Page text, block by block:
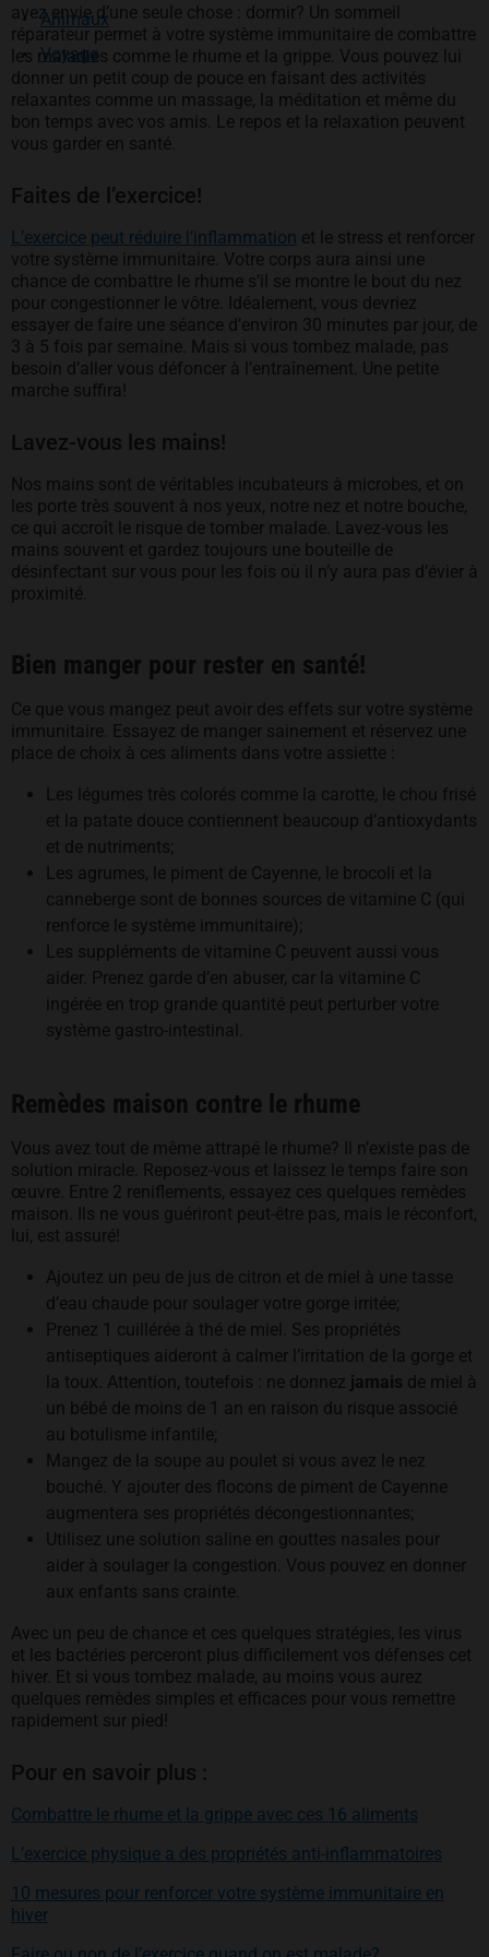
Animaux
Voyage
avez envie d’une seule chose : dormir? Un sommeil
réparateur permet à votre système immunitaire de combattre
les maladies comme le rhume et la grippe. Vous pouvez lui
donner un petit coup de pouce en faisant des activités
relaxantes comme un massage, la méditation et même du
bon temps avec vos amis. Le repos et la relaxation peuvent
vous garder en santé.
Faites de l’exercice!
L’exercice peut réduire l’inflammation et le stress et renforcer
votre système immunitaire. Votre corps aura ainsi une
chance de combattre le rhume s’il se montre le bout du nez
pour congestionner le vôtre. Idéalement, vous devriez
essayer de faire une séance d’environ 30 minutes par jour, de
3 à 5 fois par semaine. Mais si vous tombez malade, pas
besoin d’aller vous défoncer à l’entraînement. Une petite
marche suffira!
Lavez-vous les mains!
Nos mains sont de véritables incubateurs à microbes, et on
les porte très souvent à nos yeux, notre nez et notre bouche,
ce qui accroît le risque de tomber malade. Lavez-vous les
mains souvent et gardez toujours une bouteille de
désinfectant sur vous pour les fois où il n’y aura pas d’évier à
proximité.
Bien manger pour rester en santé!
Ce que vous mangez peut avoir des effets sur votre système
immunitaire. Essayez de manger sainement et réservez une
place de choix à ces aliments dans votre assiette :
Les légumes très colorés comme la carotte, le chou frisé
et la patate douce contiennent beaucoup d’antioxydants
et de nutriments;
Les agrumes, le piment de Cayenne, le brocoli et la
canneberge sont de bonnes sources de vitamine C (qui
renforce le système immunitaire);
Les suppléments de vitamine C peuvent aussi vous
aider. Prenez garde d’en abuser, car la vitamine C
ingérée en trop grande quantité peut perturber votre
système gastro-intestinal.
Remèdes maison contre le rhume
Vous avez tout de même attrapé le rhume? Il n’existe pas de
solution miracle. Reposez-vous et laissez le temps faire son
œuvre. Entre 2 reniflements, essayez ces quelques remèdes
maison. Ils ne vous guériront peut-être pas, mais le réconfort,
lui, est assuré!
Ajoutez un peu de jus de citron et de miel à une tasse
d’eau chaude pour soulager votre gorge irritée;
Prenez 1 cuillérée à thé de miel. Ses propriétés
antiseptiques aideront à calmer l’irritation de la gorge et
la toux. Attention, toutefois : ne donnez jamais de miel à
un bébé de moins de 1 an en raison du risque associé
au botulisme infantile;
Mangez de la soupe au poulet si vous avez le nez
bouché. Y ajouter des flocons de piment de Cayenne
augmentera ses propriétés décongestionnantes;
Utilisez une solution saline en gouttes nasales pour
aider à soulager la congestion. Vous pouvez en donner
aux enfants sans crainte.
Avec un peu de chance et ces quelques stratégies, les virus
et les bactéries perceront plus difficilement vos défenses cet
hiver. Et si vous tombez malade, au moins vous aurez
quelques remèdes simples et efficaces pour vous remettre
rapidement sur pied!
Pour en savoir plus :
Combattre le rhume et la grippe avec ces 16 aliments
L’exercice physique a des propriétés anti-inflammatoires
10 mesures pour renforcer votre système immunitaire en
hiver